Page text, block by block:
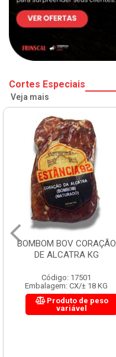
Cortes Especiais
Veja mais
BOMBOM BOV CORAÇÃO
DE ALCATRA KG
Código: 17501
Embalagem: CX/± 18 KG
Produto de peso
variável